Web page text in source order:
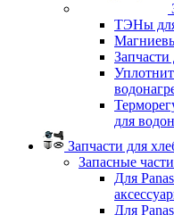
ТЭНы для
Запчасти
для
Запчасти для
Запасные
Для
Для